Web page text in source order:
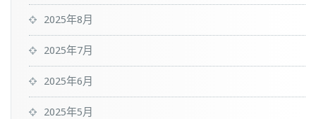
2025年8月
2025年7月
2025年6月
2025年5月